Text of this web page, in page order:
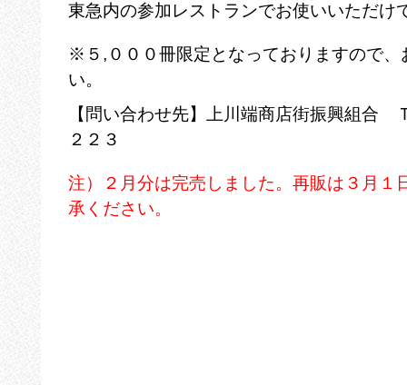
東急内の参加レストランでお使いいただけ
※５,０００冊限定となっておりますので、
い。
【問い合わせ先】上川端商店街振興組合
２２３
注）２月分は完売しました。再販は３月１
承ください。